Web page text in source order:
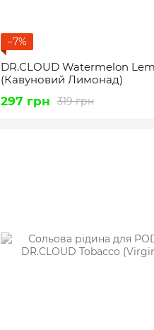
−7%
DR.CLOUD Watermelon
(Кавуновий Лимонад)
319 грн
297 грн